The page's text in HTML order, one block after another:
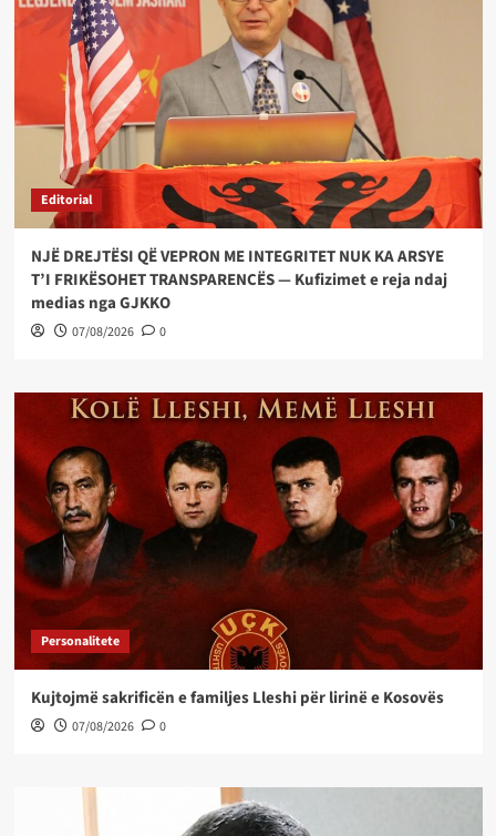
Editorial
NJË DREJTËSI QË VEPRON ME INTEGRITET NUK KA ARSYE
T’I FRIKËSOHET TRANSPARENCËS — Kufizimet e reja ndaj
medias nga GJKKO
07/08/2026 0
Personalitete
Kujtojmë sakrificën e familjes Lleshi për lirinë e Kosovës
07/08/2026 0